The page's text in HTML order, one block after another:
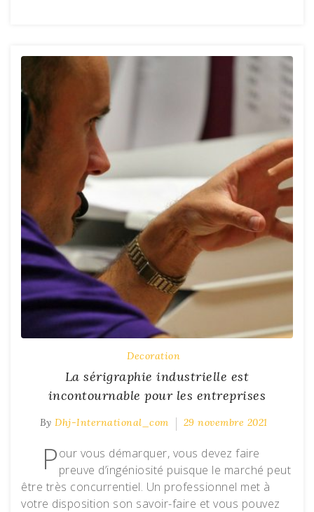
Decoration
La sérigraphie industrielle est
incontournable pour les entreprises
By Dhj-International_com 29 novembre 2021
Pour vous démarquer, vous devez faire
preuve d’ingéniosité puisque le marché peut
être très concurrentiel. Un professionnel met à
votre disposition son savoir-faire et vous pouvez